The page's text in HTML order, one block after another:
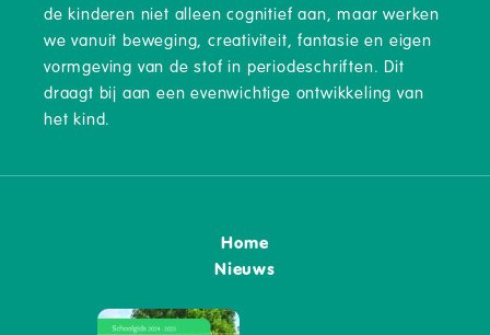
de kinderen niet alleen cognitief aan, maar werken
we vanuit beweging, creativiteit, fantasie en eigen
vormgeving van de stof in periodeschriften. Dit
draagt bij aan een evenwichtige ontwikkeling van
het kind.
Home
Nieuws